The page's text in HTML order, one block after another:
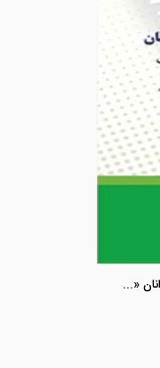
قانون از دیدگاه آرا محاکم و نظریات حقوقدانان «شامل 700 پرسش و پاسخ کاربردی»